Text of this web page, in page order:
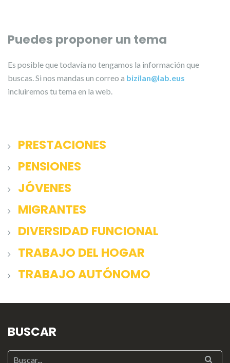
Puedes proponer un tema
Es posible que todavía no tengamos la información que
buscas. Si nos mandas un correo a bizilan@lab.eus
incluiremos tu tema en la web.
PRESTACIONES
PENSIONES
JÓVENES
MIGRANTES
DIVERSIDAD FUNCIONAL
TRABAJO DEL HOGAR
TRABAJO AUTÓNOMO
BUSCAR